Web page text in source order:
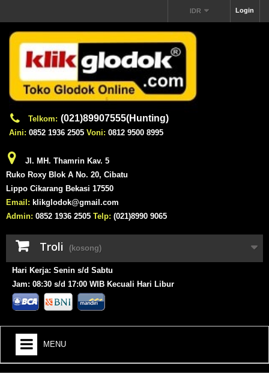
Login
IDR
Telkom: (021)89907555(Hunting)
Aini: 0852 1936 2505 Voni: 0812 9500 8995
Jl. MH. Thamrin Kav. 5
Ruko Roxy Blok A No. 20, Cibatu
Lippo Cikarang Bekasi 17550
Email: klikglodok@gmail.com
Admin: 0852 1936 2505 Telp: (021)8990 9065
Troli (kosong)
Hari Kerja: Senin s/d Sabtu
Jam: 08:30 s/d 17:00 WIB Kecuali Hari Libur
MENU